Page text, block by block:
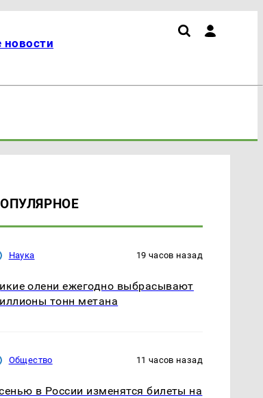
Наука 19 часов назад
олени ежегодно выбрасывают
тонн метана
Общество 11 часов назад
в России изменятся билеты на